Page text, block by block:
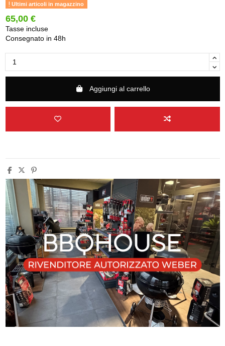
Ultimi articoli in magazzino
65,00 €
Tasse incluse
Consegnato in 48h
Aggiungi al carrello